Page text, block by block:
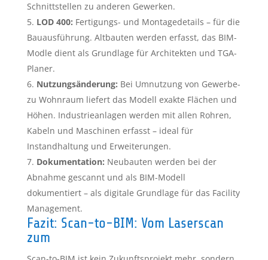
Schnittstellen zu anderen Gewerken.
LOD 400: Fertigungs- und Montagedetails – für die
Bauausführung. Altbauten werden erfasst, das BIM-
Modle dient als Grundlage für Architekten und TGA-
Planer.
Nutzungsänderung: Bei Umnutzung von Gewerbe-
zu Wohnraum liefert das Modell exakte Flächen und
Höhen. Industrieanlagen werden mit allen Rohren,
Kabeln und Maschinen erfasst – ideal für
Instandhaltung und Erweiterungen.
Dokumentation: Neubauten werden bei der
Abnahme gescannt und als BIM-Modell
dokumentiert – als digitale Grundlage für das Facility
Management.
Fazit: Scan-to-BIM: Vom Laserscan
zum